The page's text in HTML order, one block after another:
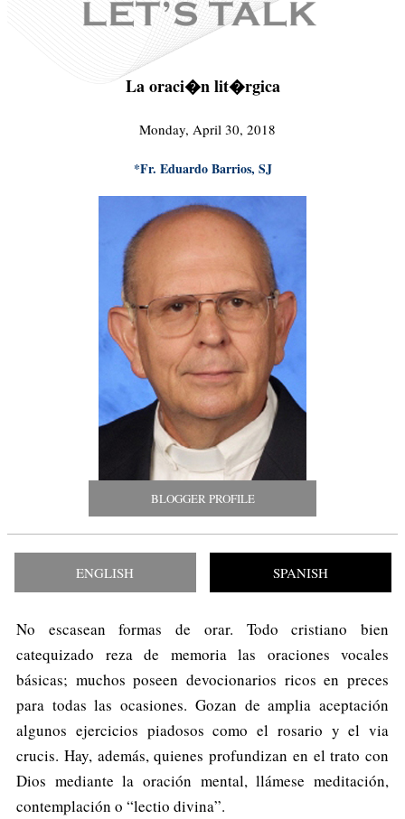
La oraci�n lit�rgica
Monday, April 30, 2018
*Fr. Eduardo Barrios, SJ
BLOGGER PROFILE
ENGLISH SPANISH
No escasean formas de orar. Todo cristiano bien
catequizado reza de memoria las oraciones vocales
básicas; muchos poseen devocionarios ricos en preces
para todas las ocasiones. Gozan de amplia aceptación
algunos ejercicios piadosos como el rosario y el via
crucis. Hay, además, quienes profundizan en el trato con
Dios mediante la oración mental, llámese meditación,
contemplación o “lectio divina”.